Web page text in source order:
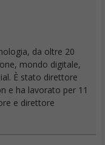
da oltre 20
mondo digitale,
È stato direttore
e ha lavorato per 11
e direttore